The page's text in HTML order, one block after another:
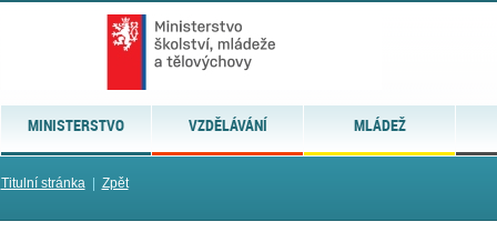
MINISTERSTVO VZDĚLÁVÁNÍ MLÁDEŽ
Titulní stránka| Zpět